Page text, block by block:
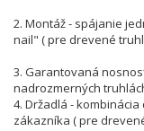
2. Montáž - spájanie
nail" ( pre drevené
3. Garantovaná
nadrozmerných
4. Držadlá -
zákazníka ( pre